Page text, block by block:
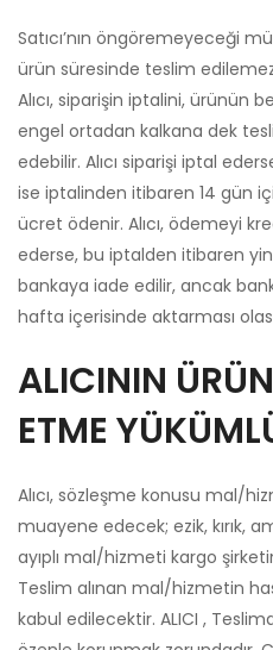
Satıcı’nın öngöremeyeceği
ürün süresinde teslim edilemez
Alıcı, siparişin iptalini, ürünün
engel ortadan kalkana dek
edebilir. Alıcı siparişi iptal
ise iptalinden itibaren 14 gün
ücret ödenir. Alıcı, ödemeyi
ederse, bu iptalden itibaren
bankaya iade edilir, ancak
hafta içerisinde aktarması
ALICININ
ETME
Alıcı, sözleşme konusu mal/
muayene edecek; ezik, kırık,
ayıplı mal/hizmeti kargo
Teslim alınan mal/hizmetin
kabul edilecektir. ALICI ,